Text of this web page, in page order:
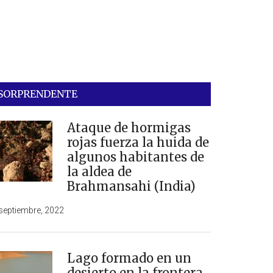
Ataque de hormigas
rojas fuerza la huida de
algunos habitantes de
la aldea de
Brahmansahi (India)
2022
Lago formado en un